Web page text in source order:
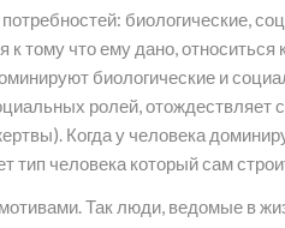
биологические,
тому что ему дано,
биологические и
ролей,
Когда у человека
тип человека который сам
Так люди, ведомые в